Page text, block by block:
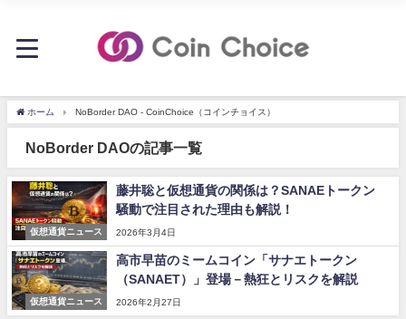
ホーム NoBorder DAO - CoinChoice（コインチョイス）
NoBorder DAOの記事一覧
仮想通貨ニュース
藤井聡と仮想通貨の関係は？SANAEトークン
騒動で注目された理由も解説！
2026年3月4日
仮想通貨ニュース
高市早苗のミームコイン「サナエトークン
（SANAET）」登場－熱狂とリスクを解説
2026年2月27日